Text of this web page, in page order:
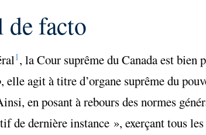
facto
1 , la Cour suprême du Canada est bien
, elle agit à titre d’organe suprême du
en posant à rebours des normes
de dernière instance », exerçant tous